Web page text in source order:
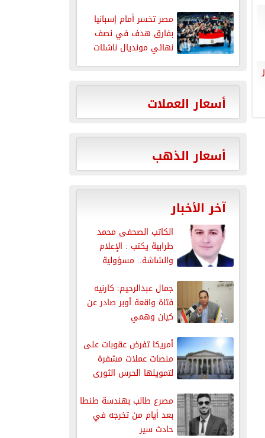
مصر تخسر أمام إسبانيا
بفارق هدف في نصف
نهائي مونديال ناشئات
اليد...
أسعار العملات
أسعار الذهب
آخر الأخبار
الكاتب الصحفى محمد
طرابية يكتب : الإعلام
والشاشة.. مسؤولية
جمال عبدالرحيم: كارنيه
فتاة واقعة أوبر صادر عن
كيان وهمي
أمريكا تفرض عقوبات على
منصات عملات مشفرة
لتمويلها الحرس الثورى
مصرع طالب بهندسة طنطا
بعد أيام من تخرجه في
حادث سير